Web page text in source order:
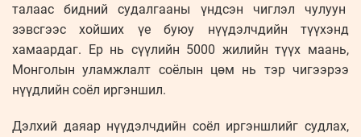
талаас бидний судалгааны үндсэн чиглэл чулуун
зэвсгээс хойших үе буюу нүүдэлчдийн түүхэнд
хамаардаг. Ер нь сүүлийн 5000 жилийн түүх маань,
Монголын уламжлалт соёлын цөм нь тэр чигээрээ
нүүдлийн соёл иргэншил.
Дэлхий даяар нүүдэлчдийн соёл иргэншлийг судлах,